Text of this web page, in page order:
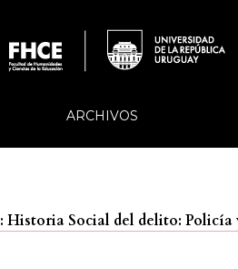
ARCHIVOS
Historia Social del delito: